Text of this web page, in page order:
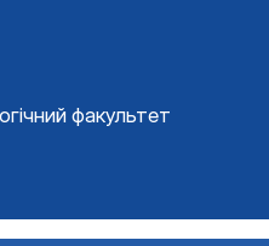
факультет